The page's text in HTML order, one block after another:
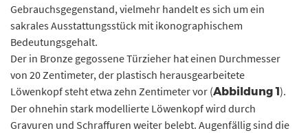
Gebrauchsgegenstand, vielmehr handelt es sich um ein
sakrales Ausstattungsstück mit ikonographischem
Bedeutungsgehalt.
Der in Bronze gegossene Türzieher hat einen Durchmesser
von 20 Zentimeter, der plastisch herausgearbeitete
Löwenkopf steht etwa zehn Zentimeter vor (Abbildung 1).
Der ohnehin stark modellierte Löwenkopf wird durch
Gravuren und Schraffuren weiter belebt. Augenfällig sind die